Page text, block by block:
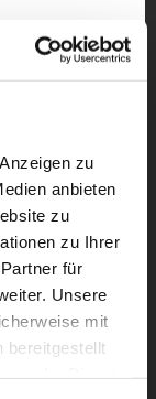
zu
anbieten
zu
zu Ihrer
für
Unsere
mit
bereitgestellt